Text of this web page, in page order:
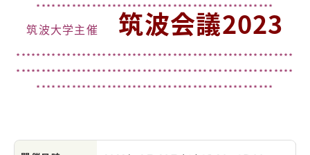
***********************************************
筑波大学主催 筑波会議2023
*******************************************************
*******************************************************
***********************************************